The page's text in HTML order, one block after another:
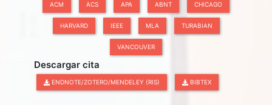
ACM ACS APA ABNT CHICAGO
HARVARD IEEE MLA TURABIAN
VANCOUVER
Descargar cita
ENDNOTE/ZOTERO/MENDELEY (RIS) BIBTEX